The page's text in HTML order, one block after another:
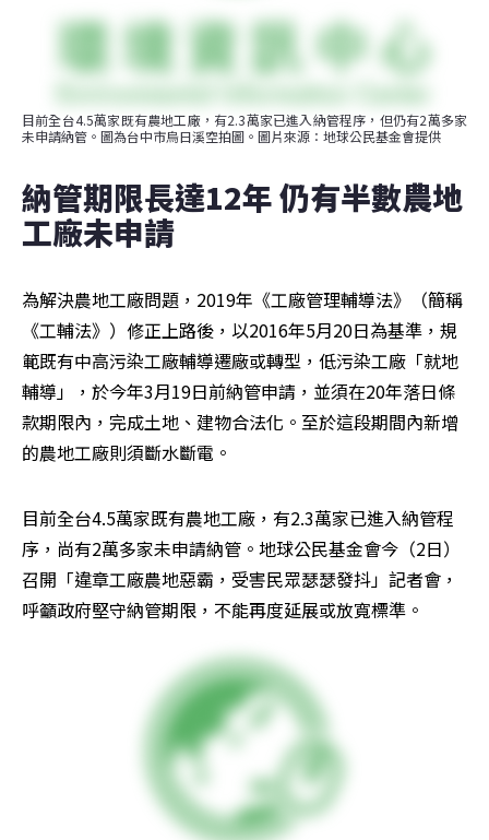
目前全台4.5萬家既有農地工廠，有2.3萬家已進入納管程序，但仍有2萬多家
未申請納管。圖為台中市烏日溪空拍圖。圖片來源：地球公民基金會提供
納管期限長達12年 仍有半數農地
工廠未申請
為解決農地工廠問題，2019年《工廠管理輔導法》（簡稱
《工輔法》）修正上路後，以2016年5月20日為基準，規
範既有中高污染工廠輔導遷廠或轉型，低污染工廠「就地
輔導」，於今年3月19日前納管申請，並須在20年落日條
款期限內，完成土地、建物合法化。至於這段期間內新增
的農地工廠則須斷水斷電。
目前全台4.5萬家既有農地工廠，有2.3萬家已進入納管程
序，尚有2萬多家未申請納管。地球公民基金會今（2日）
召開「違章工廠農地惡霸，受害民眾瑟瑟發抖」記者會，
呼籲政府堅守納管期限，不能再度延展或放寬標準。